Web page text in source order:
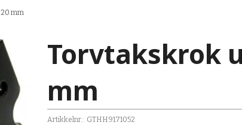
mm
Torvtakskrok
mm
Artikkelnr.: GTHH9171052